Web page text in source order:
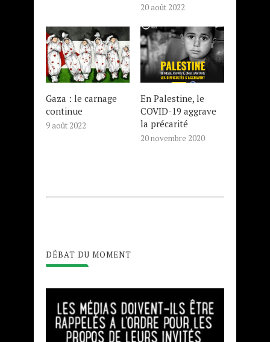
20 août 2022
Gaza : le carnage
continue
9 août 2022
En Palestine, le
COVID-19 aggrave
la précarité
20 novembre 2020
DÉBAT DU MOMENT